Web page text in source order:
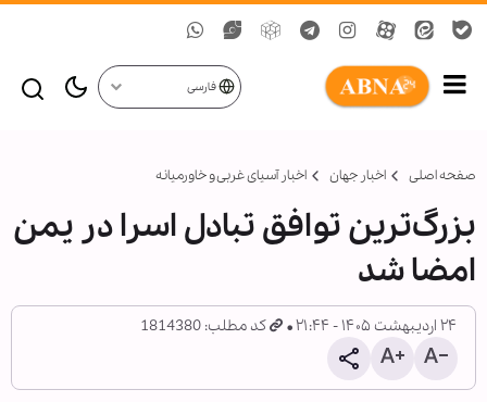
فارسی
صفحه اصلی اخبار جهان اخبار آسیای غربی و خاورمیانه
بزرگ‌ترین توافق تبادل اسرا در یمن
امضا شد
۲۴ اردیبهشت ۱۴۰۵ - ۲۱:۴۴ کد مطلب: 1814380